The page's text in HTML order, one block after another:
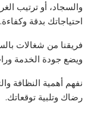
والسجاد، أو ترتيب
احتياجاتك بدقة وكفاءة.
فريقنا من شغالات
ويضع جودة الخدمة
نفهم أهمية النظافة
رضاك وتلبية توقعاتك.